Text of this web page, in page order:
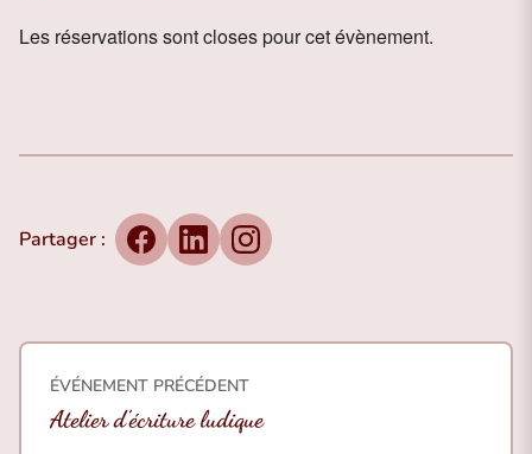
Les réservations sont closes pour cet évènement.
Partager :
FacebookLinkedInInstagram
ÉVÉNEMENT PRÉCÉDENT
Atelier d’écriture ludique